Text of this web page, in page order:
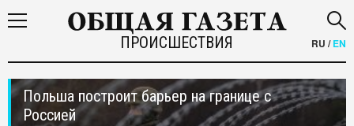
ПРОИСШЕСТВИЯ RU /EN
Польша построит барьер на границе с
Россией